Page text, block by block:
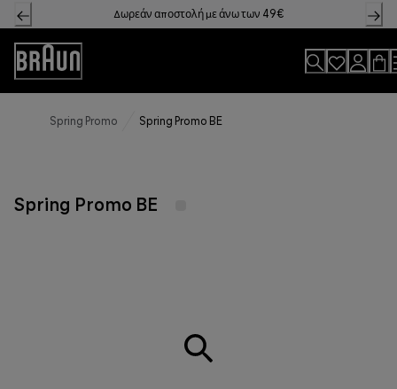
Skip
to
Content
Δωρεάν αποστολή με άνω των 49€
Accessibility
Statement
Spring Promo Spring Promo BE
Spring Promo BE